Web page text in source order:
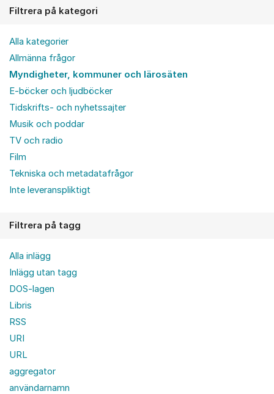
Filtrera på kategori
Alla kategorier
Allmänna frågor
Myndigheter, kommuner och lärosäten
E-böcker och ljudböcker
Tidskrifts- och nyhetssajter
Musik och poddar
TV och radio
Film
Tekniska och metadatafrågor
Inte leveranspliktigt
Filtrera på tagg
Alla inlägg
Inlägg utan tagg
DOS-lagen
Libris
RSS
URI
URL
aggregator
användarnamn